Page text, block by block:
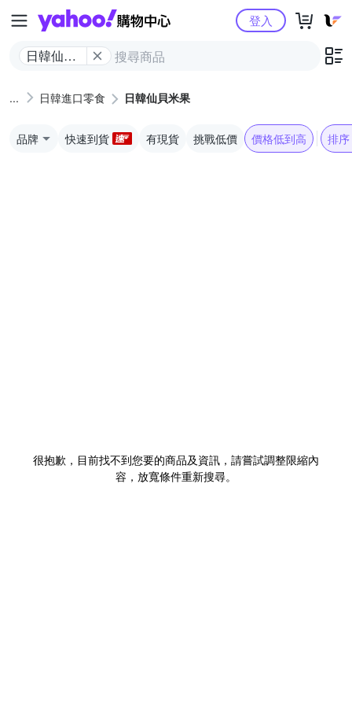
Yahoo購物中心
日韓仙貝
登入
日韓進口零食 日韓仙貝米果
品牌 快速到貨 有現貨 挑戰低價 價格低到高 排序
很抱歉，目前找不到您要的商品及資訊，請嘗試調整限縮內
容，放寬條件重新搜尋。